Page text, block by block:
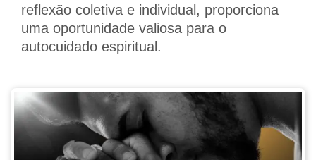
reflexão coletiva e individual, proporciona
uma oportunidade valiosa para o
autocuidado espiritual.